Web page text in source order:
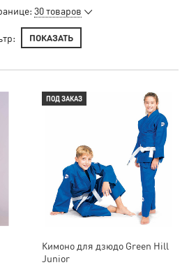
30 товаров
ПОКАЗАТЬ
ПОД ЗАКАЗ
Кимоно для дзюдо Green Hill
Junior